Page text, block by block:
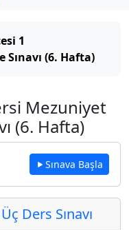
1
(6. Hafta)
Mezuniyet
(6. Hafta)
Sınava Başla
Ders Sınavı